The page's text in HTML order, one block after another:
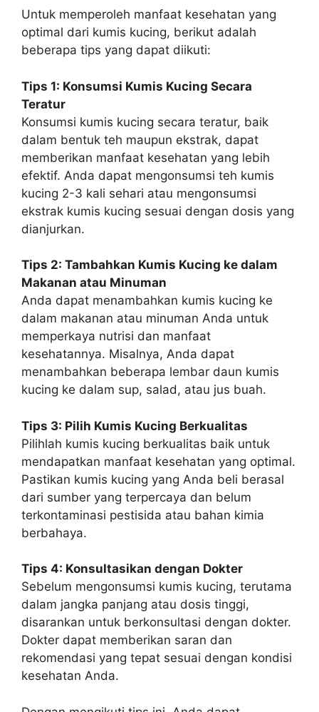
Untuk memperoleh manfaat kesehatan yang
optimal dari kumis kucing, berikut adalah
beberapa tips yang dapat diikuti:
Tips 1: Konsumsi Kumis Kucing Secara
Teratur
Konsumsi kumis kucing secara teratur, baik
dalam bentuk teh maupun ekstrak, dapat
memberikan manfaat kesehatan yang lebih
efektif. Anda dapat mengonsumsi teh kumis
kucing 2-3 kali sehari atau mengonsumsi
ekstrak kumis kucing sesuai dengan dosis yang
dianjurkan.
Tips 2: Tambahkan Kumis Kucing ke dalam
Makanan atau Minuman
Anda dapat menambahkan kumis kucing ke
dalam makanan atau minuman Anda untuk
memperkaya nutrisi dan manfaat
kesehatannya. Misalnya, Anda dapat
menambahkan beberapa lembar daun kumis
kucing ke dalam sup, salad, atau jus buah.
Tips 3: Pilih Kumis Kucing Berkualitas
Pilihlah kumis kucing berkualitas baik untuk
mendapatkan manfaat kesehatan yang optimal.
Pastikan kumis kucing yang Anda beli berasal
dari sumber yang terpercaya dan belum
terkontaminasi pestisida atau bahan kimia
berbahaya.
Tips 4: Konsultasikan dengan Dokter
Sebelum mengonsumsi kumis kucing, terutama
dalam jangka panjang atau dosis tinggi,
disarankan untuk berkonsultasi dengan dokter.
Dokter dapat memberikan saran dan
rekomendasi yang tepat sesuai dengan kondisi
kesehatan Anda.